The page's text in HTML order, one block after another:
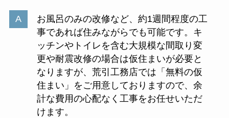
お風呂のみの改修など、約1週間程度の工
事であれば住みながらでも可能です。キ
ッチンやトイレを含む大規模な間取り変
更や耐震改修の場合は仮住まいが必要と
なりますが、荒引工務店では「無料の仮
住まい」をご用意しておりますので、余
計な費用の心配なく工事をお任せいただ
けます。